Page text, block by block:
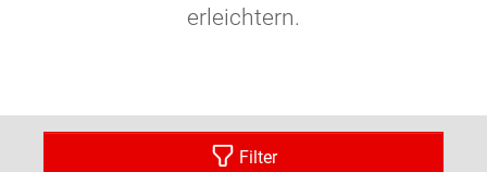
erleichtern.
Filter